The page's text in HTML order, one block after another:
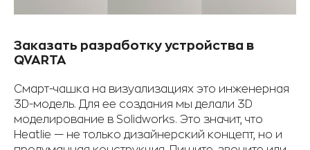
Заказать разработку устройства в
QVARTA
Смарт-чашка на визуализациях это инженерная
3D-модель. Для ее создания мы делали 3D
моделирование в Solidworks. Это значит, что
Heatlie — не только дизайнерский концепт, но и